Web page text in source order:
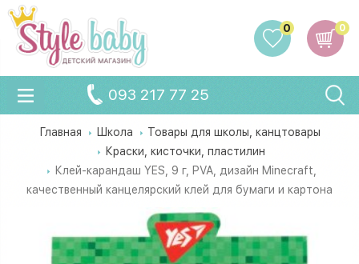
0
0
093 217 77 25
Главная Школа
Товары для школы, канцтовары
Краски, кисточки, пластилин
Клей-карандаш YES, 9 г, PVA, дизайн Minecraft,
качественный канцелярский клей для бумаги и картона